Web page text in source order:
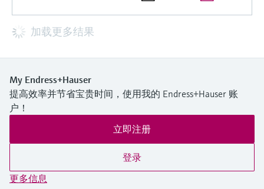
加载更多结果
My Endress+Hauser
提高效率并节省宝贵时间，使用我的 Endress+Hauser 账
户！
立即注册
登录
更多信息